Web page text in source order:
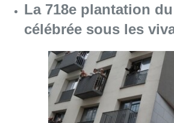
La 718e plantation
célébrée sous les